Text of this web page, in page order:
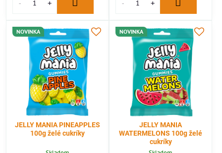
NOVINKA
JELLY MANIA PINEAPPLES
100g želé cukríky
NOVINKA
JELLY MANIA
WATERMELONS 100g želé
cukríky